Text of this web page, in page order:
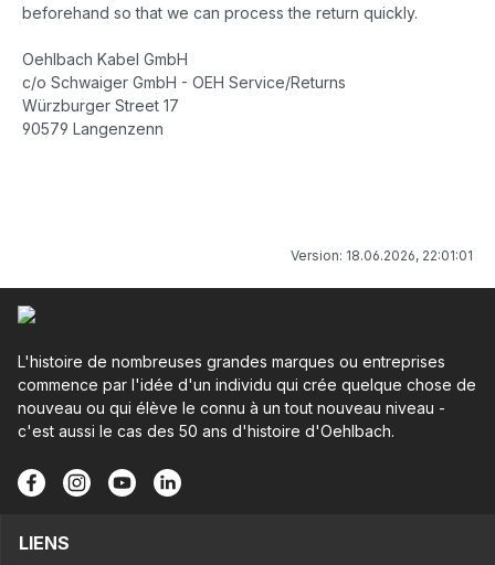
beforehand so that we can process the return quickly.
Oehlbach Kabel GmbH
c/o Schwaiger GmbH - OEH Service/Returns
Würzburger Street 17
90579 Langenzenn
Version: 18.06.2026, 22:01:01
L'histoire de nombreuses grandes marques ou entreprises
commence par l'idée d'un individu qui crée quelque chose de
nouveau ou qui élève le connu à un tout nouveau niveau -
c'est aussi le cas des 50 ans d'histoire d'Oehlbach.
LIENS